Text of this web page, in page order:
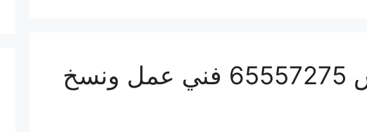
مفاتيح سيارات فوكس 65557275 فني عمل ونسخ